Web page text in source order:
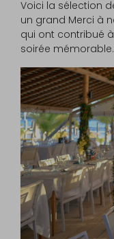
Voici la sélection
un grand Merci à
qui ont contribué
soirée mémorable.